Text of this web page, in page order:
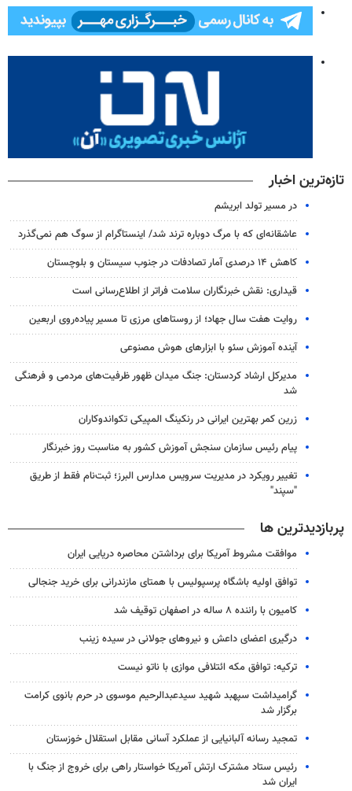
تازه‌ترین اخبار
در مسیر تولد ابریشم
عاشقانه‌ای که با مرگ دوباره ترند شد/ اینستاگرام از سوگ هم نمی‌گذرد
کاهش ۱۴ درصدی آمار تصادفات در جنوب سیستان و بلوچستان
قیداری: نقش خبرنگاران سلامت فراتر از اطلاع‌رسانی است
روایت هفت سال جهاد؛ از روستاهای مرزی تا مسیر پیاده‌روی اربعین
آینده آموزش سئو با ابزارهای هوش مصنوعی
مدیرکل ارشاد کردستان: جنگ میدان ظهور ظرفیت‌های مردمی و فرهنگی
شد
زرین کمر بهترین ایرانی در رنکینگ المپیکی تکواندوکاران
پیام رئیس سازمان سنجش آموزش کشور به مناسبت روز خبرنگار
تغییر رویکرد در مدیریت سرویس مدارس البرز؛ ثبت‌نام‌ فقط از طریق
"سپند"
پربازدیدترین ها
موافقت مشروط آمریکا برای برداشتن محاصره دریایی ایران
توافق اولیه باشگاه پرسپولیس با همتای مازندرانی برای خرید جنجالی
کامیون با راننده ۸ ساله در اصفهان توقیف شد
درگیری اعضای داعش و نیروهای جولانی در سیده زینب
ترکیه: توافق مکه ائتلافی موازی با ناتو نیست
گرامیداشت سپهبد شهید سیدعبدالرحیم موسوی در حرم بانوی کرامت
برگزار شد
تمجید رسانه آلبانیایی از عملکرد آسانی مقابل استقلال خوزستان
رئیس ستاد مشترک ارتش آمریکا خواستار راهی برای خروج از جنگ با
ایران شد